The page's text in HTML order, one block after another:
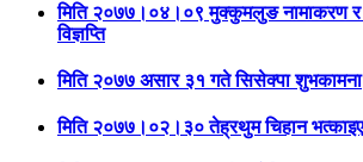
मिति २०७७।०४।०९ मुक्कुमलुङ नामाकरण र
विज्ञप्ति
मिति २०७७ असार ३१ गते सिसेक्पा शुभकामना
मिति २०७७।०२।३० तेह्रथुम चिहान